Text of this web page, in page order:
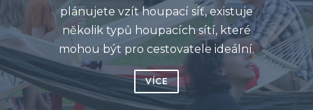
plánujete vzít houpací síť, existuje
několik typů houpacích sítí, které
mohou být pro cestovatele ideální.
VÍCE